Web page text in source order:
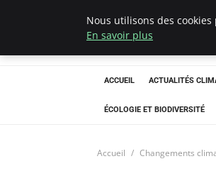
ACCUEIL ACTUALITÉS
ÉCOLOGIE ET BIODIVERSITÉ
Accueil Changements
Nous utilisons des
En savoir plus